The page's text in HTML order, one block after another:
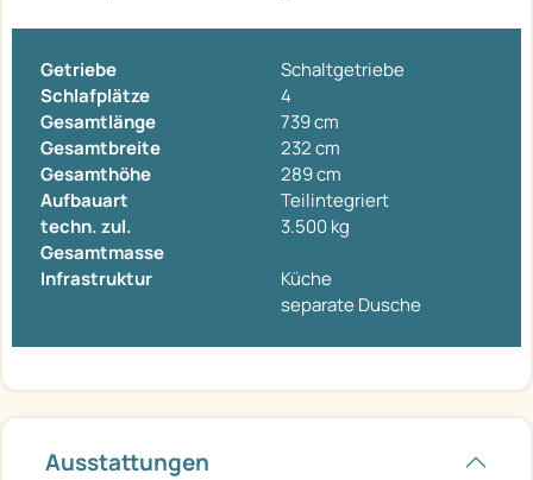
Getriebe
Schaltgetriebe
Schlafplätze
4
Gesamtlänge
739 cm
Gesamtbreite
232 cm
Gesamthöhe
289 cm
Aufbauart
Teilintegriert
techn. zul.
Gesamtmasse
3.500 kg
Infrastruktur
Küche
separate Dusche
Ausstattungen